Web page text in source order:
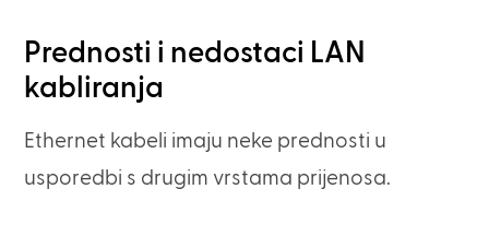
Prednosti i nedostaci LAN
kabliranja
Ethernet kabeli imaju neke prednosti u
usporedbi s drugim vrstama prijenosa.